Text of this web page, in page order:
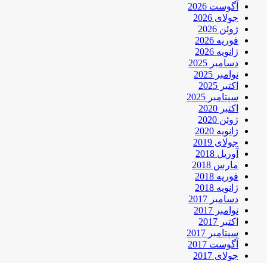
آگوست 2026
جولای 2026
ژوئن 2026
فوریه 2026
ژانویه 2026
دسامبر 2025
نوامبر 2025
اکتبر 2025
سپتامبر 2025
اکتبر 2020
ژوئن 2020
ژانویه 2020
جولای 2019
آوریل 2018
مارس 2018
فوریه 2018
ژانویه 2018
دسامبر 2017
نوامبر 2017
اکتبر 2017
سپتامبر 2017
آگوست 2017
جولای 2017